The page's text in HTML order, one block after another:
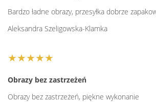
Bardzo ładne obrazy, przesyłka dobrze
Aleksandra Szeligowska-Klamka
★★★★★
Obrazy bez zastrzeżeń
Obrazy bez zastrzeżeń, piękne wykonanie